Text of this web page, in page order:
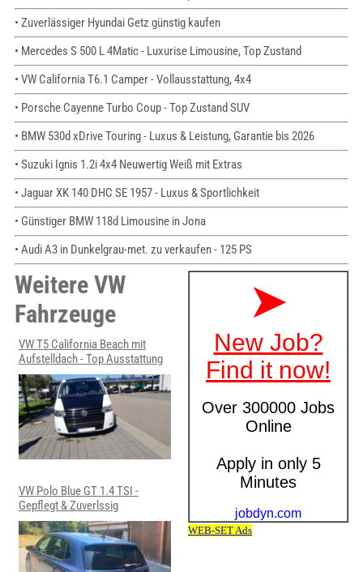
• Zuverlässiger Hyundai Getz günstig kaufen
• Mercedes S 500 L 4Matic - Luxurise Limousine, Top Zustand
• VW California T6.1 Camper - Vollausstattung, 4x4
• Porsche Cayenne Turbo Coup - Top Zustand SUV
• BMW 530d xDrive Touring - Luxus & Leistung, Garantie bis 2026
• Suzuki Ignis 1.2i 4x4 Neuwertig Weiß mit Extras
• Jaguar XK 140 DHC SE 1957 - Luxus & Sportlichkeit
• Günstiger BMW 118d Limousine in Jona
• Audi A3 in Dunkelgrau-met. zu verkaufen - 125 PS
Weitere VW
Fahrzeuge
VW T5 California Beach mit
Aufstelldach - Top Ausstattung
VW Polo Blue GT 1.4 TSI -
Gepflegt & Zuverlssig